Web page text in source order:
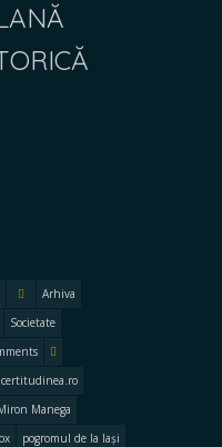
Arhiva
Societate
certitudinea.ro
Manega
pogromul de la Iași